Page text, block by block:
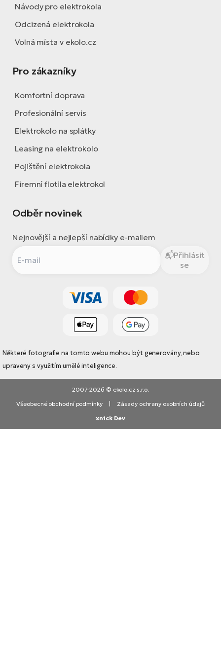
Návody pro elektrokola
Odcizená elektrokola
Volná místa v ekolo.cz
Pro zákazníky
Komfortní doprava
Profesionální servis
Elektrokolo na splátky
Leasing na elektrokolo
Pojištění elektrokola
Firemní flotila elektrokol
Odběr novinek
Nejnovější a nejlepší nabídky e-mailem
Přihlásit
se
Některé fotografie na tomto webu mohou být generovány, nebo
upraveny s využitím umělé inteligence.
2007-2026 © ekolo.cz s.r.o.
Všeobecné obchodní podmínky
Zásady ochrany osobních údajů
xn1ck Dev